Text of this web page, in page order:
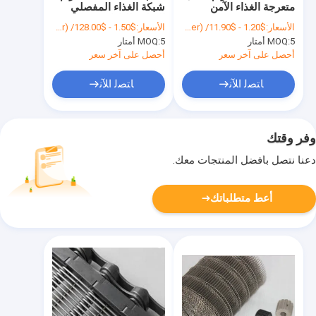
شبكة الغذاء المفصلي
-6000 ممالأسعار:$1.50 - $128.00/ Meter|15 Meter/Meters(Min. Order)
MOQ:5 أمتار
أحصل على آخر سعر
ﺎﺘﺼﻟ ﺍﻶﻧ
متعرجة الغذاء الآمن
الأسعار:$1.20 - $11.90/ Square Meter|10 Square Meter/Square Meters(Min. Order)
MOQ:5 أمتار
أحصل على آخر سعر
ﺎﺘﺼﻟ ﺍﻶﻧ
وفر وقتك
دعنا نتصل بأفضل المنتجات معك.
أعط متطلباتك